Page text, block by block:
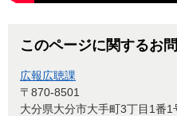
このページに関するお
広報広聴課
〒870-8501
大分県大分市大手町3丁目1番1